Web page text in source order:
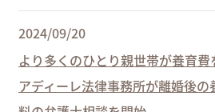
2024/09/20
より多くのひとり親世帯が養育費
アディーレ法律事務所が離婚後